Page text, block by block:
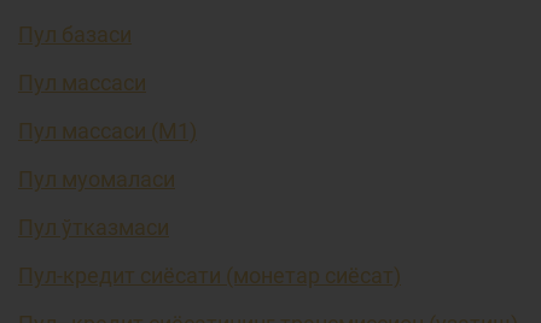
Пул базаси
Пул массаси
Пул массаси (М1)
Пул муомаласи
Пул ўтказмаси
Пул-кредит сиёсати (монетар сиёсат)